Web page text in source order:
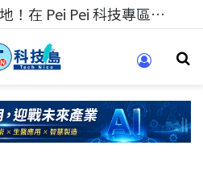
TECH+ 科技專區!